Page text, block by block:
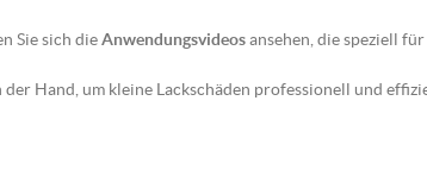
Sie sich dieAnwendungsvideosansehen, die speziell
Hand, um kleine Lackschäden professionell und